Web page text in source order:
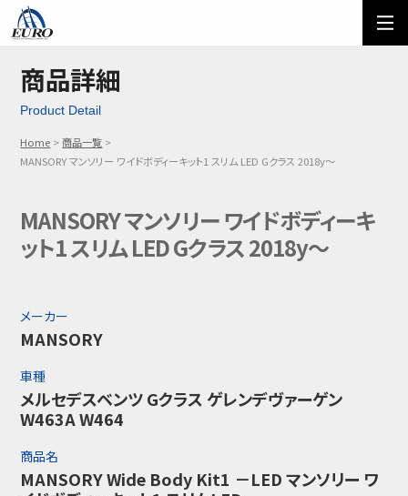
ご利用方法
メール問い合わせ
03-5674-7742
商品詳細
Product Detail
Home
商品一覧
MANSORY マンソリー ワイドボディーキット1 スリム LED Gクラス 2018y～
MANSORY マンソリー ワイドボディーキ
ット1 スリム LED Gクラス 2018y～
メーカー
MANSORY
車種
メルセデスベンツ Gクラス ゲレンデヴァーゲン
W463A W464
商品名
MANSORY Wide Body Kit1 －LED マンソリー ワ